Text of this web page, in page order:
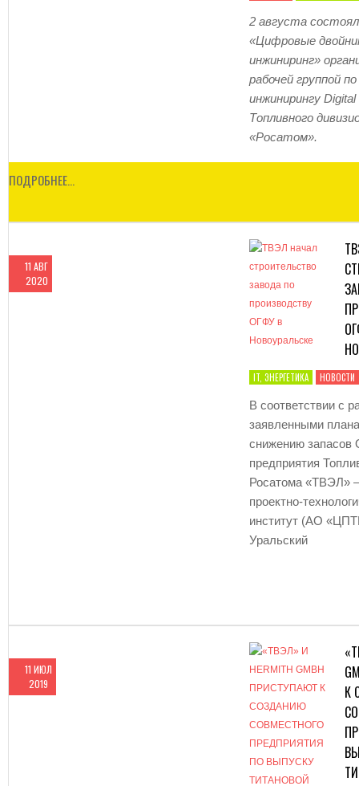
2 августа
«Цифровые
инжиниринг»
рабочей группой
инжинирингу Digital
Топливного
«Росатом».
ПОДРОБНЕЕ…
11 АВГ
2020
IT, ЭНЕРГЕТИКА НОВОСТИ
В соответствии с
заявленными
снижению запасов
предприятия
Росатома «ТВЭЛ»
проектно-
институт (АО
Уральский
11 ИЮЛ
2019
К